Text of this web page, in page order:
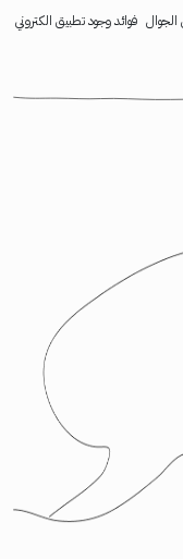
فوائد وجود تطبيق الكتروني